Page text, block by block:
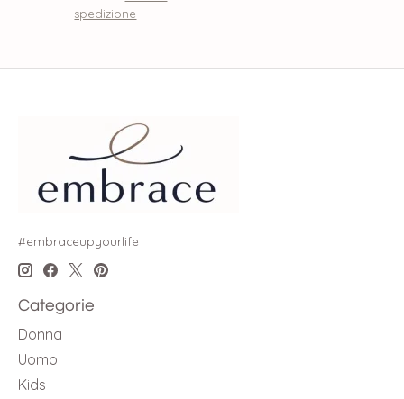
spedizione
#embraceupyourlife
Categorie
Donna
Uomo
Kids